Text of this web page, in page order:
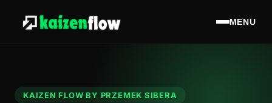
MENU
KAIZEN FLOW BY PRZEMEK SIBERA